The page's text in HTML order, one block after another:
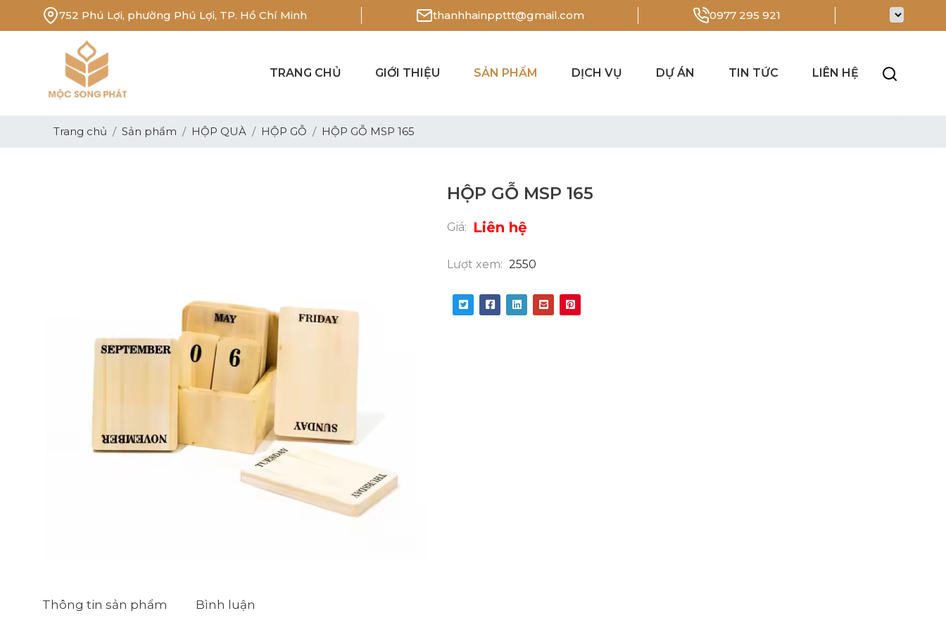
752 Phú Lợi, phường Phú Lợi, TP. Hồ Chí Minh thanhhainppttt@gmail.com 0977 295 921
TRANG CHỦ GIỚI THIỆU SẢN PHẨM DỊCH VỤ DỰ ÁN TIN TỨC LIÊN HỆ
Trang chủ Sản phẩm HỘP QUÀ HỘP GỖ HỘP GỖ MSP 165
HỘP GỖ MSP 165
Giá: Liên hệ
Lượt xem: 2550
Thông tin sản phẩm Bình luận